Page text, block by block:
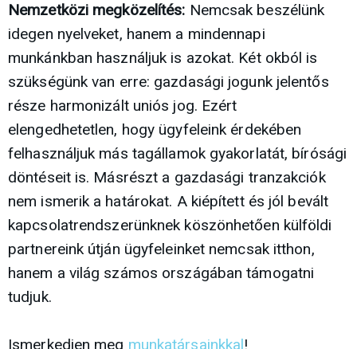
Nemzetközi megközelítés: Nemcsak beszélünk
idegen nyelveket, hanem a mindennapi
munkánkban használjuk is azokat. Két okból is
szükségünk van erre: gazdasági jogunk jelentős
része harmonizált uniós jog. Ezért
elengedhetetlen, hogy ügyfeleink érdekében
felhasználjuk más tagállamok gyakorlatát, bírósági
döntéseit is. Másrészt a gazdasági tranzakciók
nem ismerik a határokat. A kiépített és jól bevált
kapcsolatrendszerünknek köszönhetően külföldi
partnereink útján ügyfeleinket nemcsak itthon,
hanem a világ számos országában támogatni
tudjuk.
Ismerkedjen meg munkatársainkkal!